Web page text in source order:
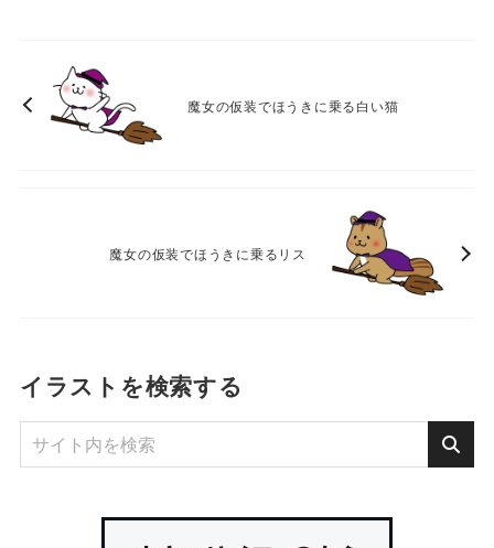
魔女の仮装でほうきに乗る白い猫
魔女の仮装でほうきに乗るリス
イラストを検索する